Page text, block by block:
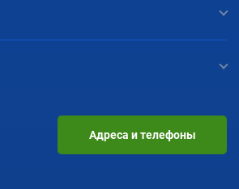
Адреса и телефоны